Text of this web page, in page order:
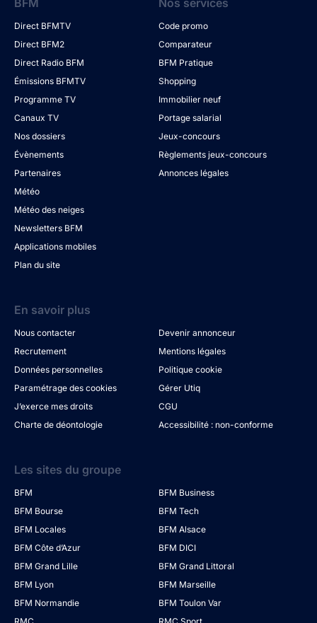
Direct BFMTV
Direct BFM2
Direct Radio BFM
Émissions BFMTV
Programme TV
Canaux TV
Nos dossiers
Évènements
Partenaires
Météo
Météo des neiges
Newsletters BFM
Applications mobiles
Plan du site
Code promo
Comparateur
BFM Pratique
Shopping
Immobilier neuf
Portage salarial
Jeux-concours
Règlements jeux-concours
Annonces légales
En savoir plus
Nous contacter
Devenir annonceur
Recrutement
Mentions légales
Données personnelles
Politique cookie
Paramétrage des cookies
Gérer Utiq
J’exerce mes droits
CGU
Charte de déontologie
Accessibilité : non-conforme
Les sites du groupe
BFM
BFM Business
BFM Bourse
BFM Tech
BFM Locales
BFM Alsace
BFM Côte d’Azur
BFM DICI
BFM Grand Lille
BFM Grand Littoral
BFM Lyon
BFM Marseille
BFM Normandie
BFM Toulon Var